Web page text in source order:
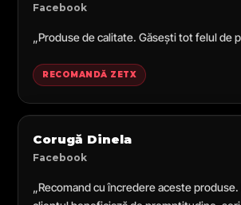
Facebook
„Produse de calitate. Găsești tot felul de
RECOMANDĂ ZETX
Corugă Dinela
Facebook
„Recomand cu încredere aceste produse.